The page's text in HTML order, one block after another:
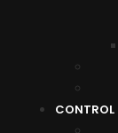
CONTROL